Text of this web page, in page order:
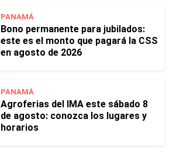
PANAMÁ
Bono permanente para jubilados:
este es el monto que pagará la CSS
en agosto de 2026
PANAMÁ
Agroferias del IMA este sábado 8
de agosto: conozca los lugares y
horarios